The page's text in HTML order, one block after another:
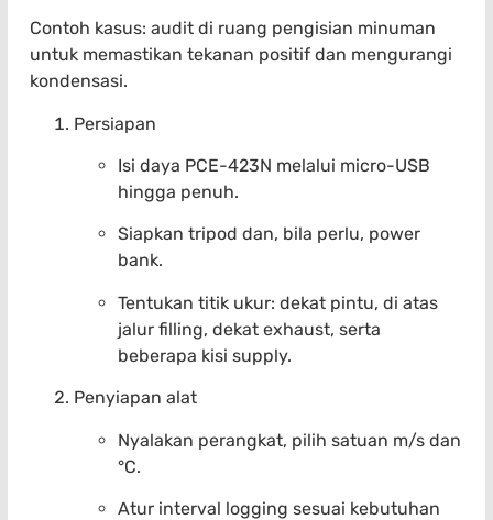
Contoh kasus: audit di ruang pengisian minuman
untuk memastikan tekanan positif dan mengurangi
kondensasi.
Persiapan
Isi daya PCE-423N melalui micro-USB
hingga penuh.
Siapkan tripod dan, bila perlu, power
bank.
Tentukan titik ukur: dekat pintu, di atas
jalur filling, dekat exhaust, serta
beberapa kisi supply.
Penyiapan alat
Nyalakan perangkat, pilih satuan m/s dan
°C.
Atur interval logging sesuai kebutuhan